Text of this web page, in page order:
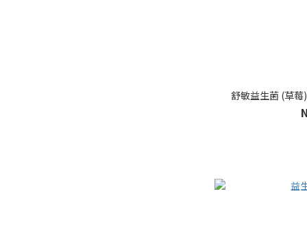
舒敏益生菌 (草